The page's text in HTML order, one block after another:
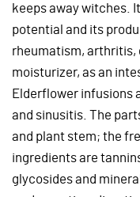
keeps away witches.
potential and its
rheumatism, arthritis,
moisturizer, as an
Elderflower infusions
and sinusitis. The
and plant stem; the
ingredients are
glycosides and